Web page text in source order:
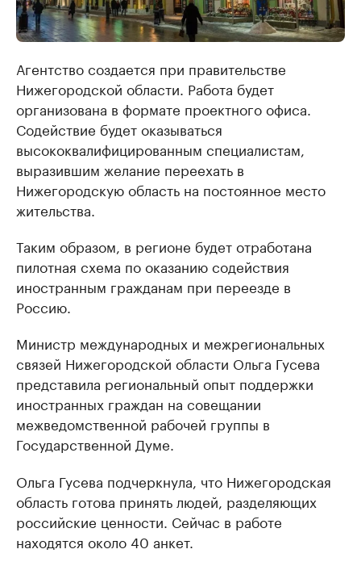
Агентство создается при правительстве
Нижегородской области. Работа будет
организована в формате проектного офиса.
Содействие будет оказываться
высококвалифицированным специалистам,
выразившим желание переехать в
Нижегородскую область на постоянное место
жительства.
Таким образом, в регионе будет отработана
пилотная схема по оказанию содействия
иностранным гражданам при переезде в
Россию.
Министр международных и межрегиональных
связей Нижегородской области Ольга Гусева
представила региональный опыт поддержки
иностранных граждан на совещании
межведомственной рабочей группы в
Государственной Думе.
Ольга Гусева подчеркнула, что Нижегородская
область готова принять людей, разделяющих
российские ценности. Сейчас в работе
находятся около 40 анкет.